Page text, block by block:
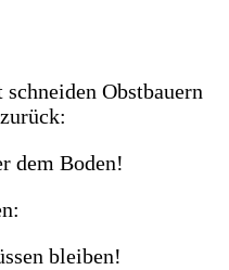
Obstbauern
dem Boden!
bleiben!